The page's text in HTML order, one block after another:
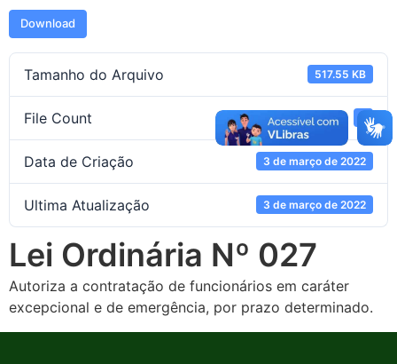
Download
Tamanho do Arquivo 517.55 KB
File Count 1
Data de Criação 3 de março de 2022
Ultima Atualização 3 de março de 2022
Lei Ordinária Nº 027
Autoriza a contratação de funcionários em caráter
excepcional e de emergência, por prazo determinado.